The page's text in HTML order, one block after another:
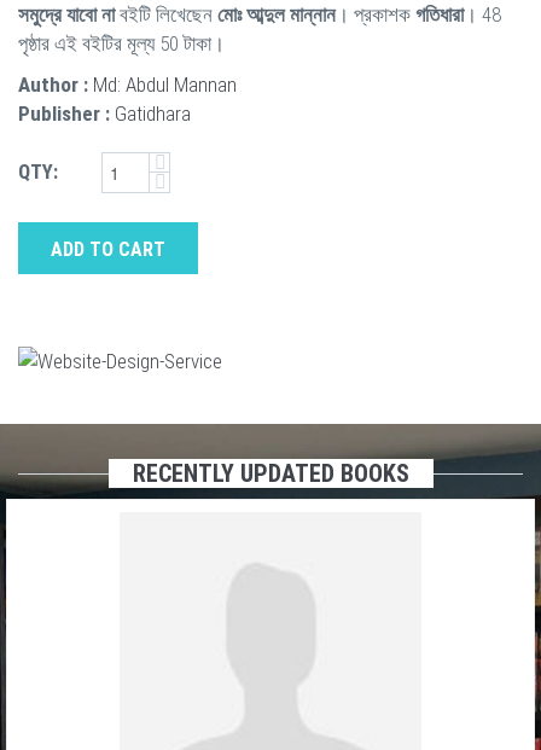
সমুদ্রে যাবো নাবইটি লিখেছেন মোঃ আব্দুল মান্নান। প্রকাশক গতিধারা। 48
পৃষ্ঠার এই বইটির মূল্য 50 টাকা।
Author : Md: Abdul Mannan
Publisher : Gatidhara
QTY:
ADD TO CART
RECENTLY UPDATED BOOKS